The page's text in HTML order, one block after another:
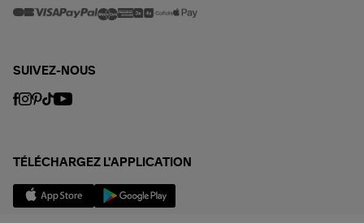
SUIVEZ-NOUS
TÉLÉCHARGEZ L'APPLICATION